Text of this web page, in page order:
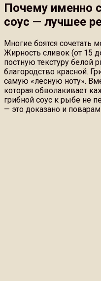
Почему именно
соус — лучшее
Многие боятся сочетать
Жирность сливок (от 15
постную текстуру белой
благородство красной.
самую «лесную ноту».
которая обволакивает
грибной соус к рыбе не
— это доказано и